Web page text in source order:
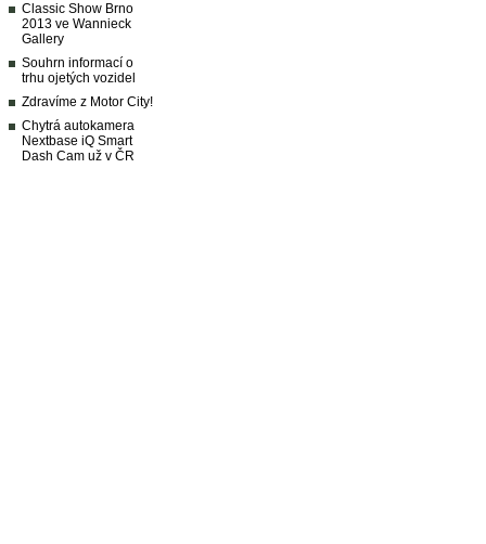
Classic Show Brno
2013 ve Wannieck
Gallery
Souhrn informací o
trhu ojetých vozidel
Zdravíme z Motor City!
Chytrá autokamera
Nextbase iQ Smart
Dash Cam už v ČR